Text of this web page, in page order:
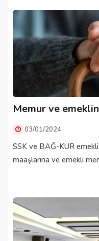
Memur ve
03/01/2024
SSK ve BAĞ-KUR
maaşlarına ve emekli